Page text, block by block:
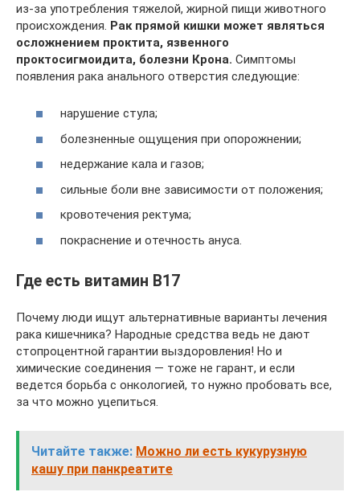
из-за употребления тяжелой, жирной пищи животного
происхождения. Рак прямой кишки может являться
осложнением проктита, язвенного
проктосигмоидита, болезни Крона. Симптомы
появления рака анального отверстия следующие:
нарушение стула;
болезненные ощущения при опорожнении;
недержание кала и газов;
сильные боли вне зависимости от положения;
кровотечения ректума;
покраснение и отечность ануса.
Где есть витамин В17
Почему люди ищут альтернативные варианты лечения
рака кишечника? Народные средства ведь не дают
стопроцентной гарантии выздоровления! Но и
химические соединения — тоже не гарант, и если
ведется борьба с онкологией, то нужно пробовать все,
за что можно уцепиться.
Читайте также: Можно ли есть кукурузную
кашу при панкреатите